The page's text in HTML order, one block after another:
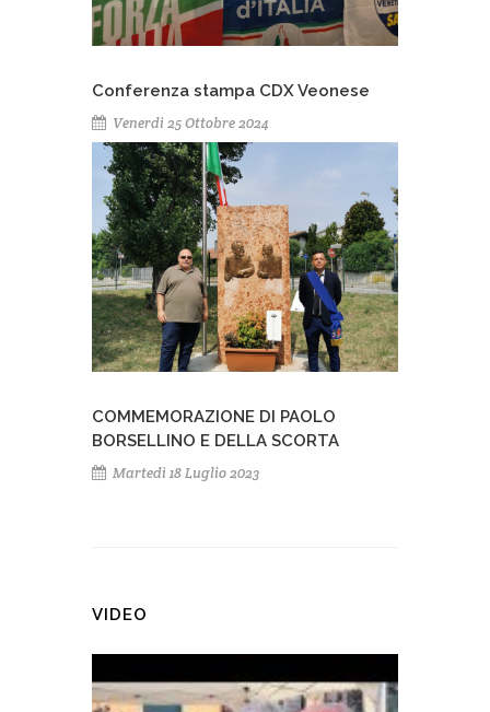
Conferenza stampa CDX Veonese
Venerdì 25 Ottobre 2024
COMMEMORAZIONE DI PAOLO
BORSELLINO E DELLA SCORTA
Martedì 18 Luglio 2023
VIDEO